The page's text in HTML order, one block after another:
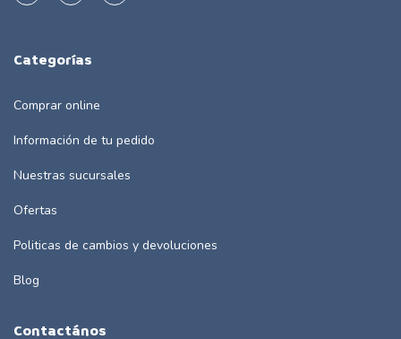
Categorías
Comprar online
Información de tu pedido
Nuestras sucursales
Ofertas
Politicas de cambios y devoluciones
Blog
Contactános